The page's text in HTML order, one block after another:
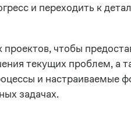
и переходить к
чтобы
текущих проблем, а
и настраиваемые
задачах.